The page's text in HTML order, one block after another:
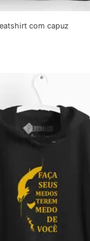
com capuz